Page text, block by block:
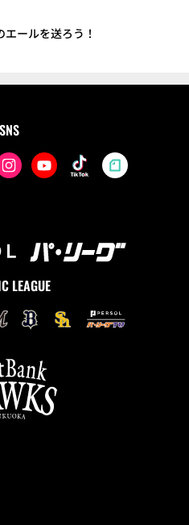
ールを送ろう！
SNS
LEAGUE